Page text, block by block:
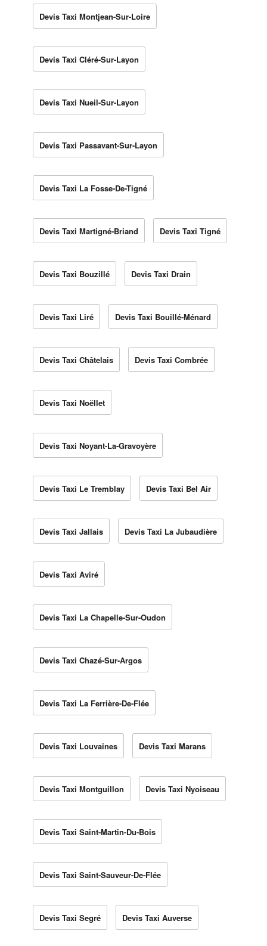
Devis Taxi Montjean-Sur-Loire
Devis Taxi Cléré-Sur-Layon
Devis Taxi Nueil-Sur-Layon
Devis Taxi Passavant-Sur-Layon
Devis Taxi La Fosse-De-Tigné
Devis Taxi Martigné-Briand Devis Taxi Tigné
Devis Taxi Bouzillé Devis Taxi Drain
Devis Taxi Liré Devis Taxi Bouillé-Ménard
Devis Taxi Châtelais Devis Taxi Combrée
Devis Taxi Noëllet
Devis Taxi Noyant-La-Gravoyère
Devis Taxi Le Tremblay Devis Taxi Bel Air
Devis Taxi Jallais Devis Taxi La Jubaudière
Devis Taxi Aviré
Devis Taxi La Chapelle-Sur-Oudon
Devis Taxi Chazé-Sur-Argos
Devis Taxi La Ferrière-De-Flée
Devis Taxi Louvaines Devis Taxi Marans
Devis Taxi Montguillon Devis Taxi Nyoiseau
Devis Taxi Saint-Martin-Du-Bois
Devis Taxi Saint-Sauveur-De-Flée
Devis Taxi Segré Devis Taxi Auverse